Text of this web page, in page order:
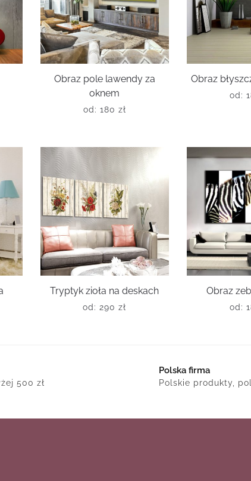
Obraz pole lawendy za
oknem
od: 180 zł
Obraz
od:
Tryptyk zioła na deskach
od: 290zł
Obraz
od:
500 zł
Polska firma
Polskie produkty,